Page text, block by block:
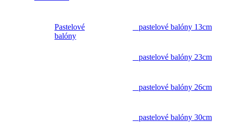
Pastelové
balóny
pastelové balóny 13cm
pastelové balóny 23cm
pastelové balóny 26cm
pastelové balóny 30cm